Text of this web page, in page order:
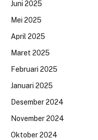
Juni 2025
Mei 2025
April 2025
Maret 2025
Februari 2025
Januari 2025
Desember 2024
November 2024
Oktober 2024